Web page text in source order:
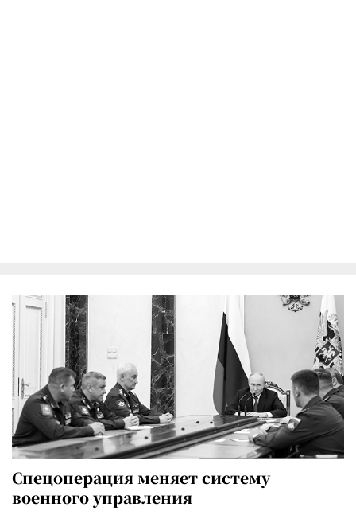
Спецоперация меняет систему
военного управления